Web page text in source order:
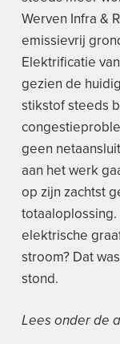
Werven Infra &
emissievrij
Elektrificatie
gezien de
stikstof steeds
geen
aan het werk
op zijn zachtst
totaaloplossing.
elektrische
stroom? Dat
stond.
Lees onder de